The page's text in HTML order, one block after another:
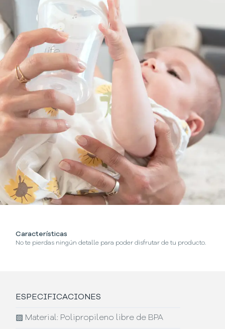
Características
No te pierdas ningún detalle para poder disfrutar de tu producto.
ESPECIFICACIONES
▨ Material: Polipropileno libre de BPA